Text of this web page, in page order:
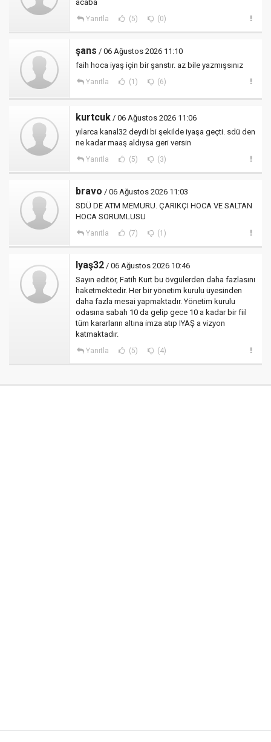
acaba
Yanıtla (5) (0)
şans / 06 Ağustos 2026 11:10
faih hoca iyaş için bir şanstır. az bile yazmışsınız
Yanıtla (1) (6)
kurtcuk / 06 Ağustos 2026 11:06
yılarca kanal32 deydi bi şekilde iyaşa geçti. sdü den
ne kadar maaş aldıysa geri versin
Yanıtla (5) (3)
bravo / 06 Ağustos 2026 11:03
SDÜ DE ATM MEMURU. ÇARIKÇI HOCA VE SALTAN
HOCA SORUMLUSU
Yanıtla (7) (1)
Iyaş32 / 06 Ağustos 2026 10:46
Sayın editör, Fatih Kurt bu övgülerden daha fazlasını
haketmektedir. Her bir yönetim kurulu üyesinden
daha fazla mesai yapmaktadır. Yönetim kurulu
odasına sabah 10 da gelip gece 10 a kadar bir fiil
tüm kararların altına imza atıp IYAŞ a vizyon
katmaktadır.
Yanıtla (5) (4)